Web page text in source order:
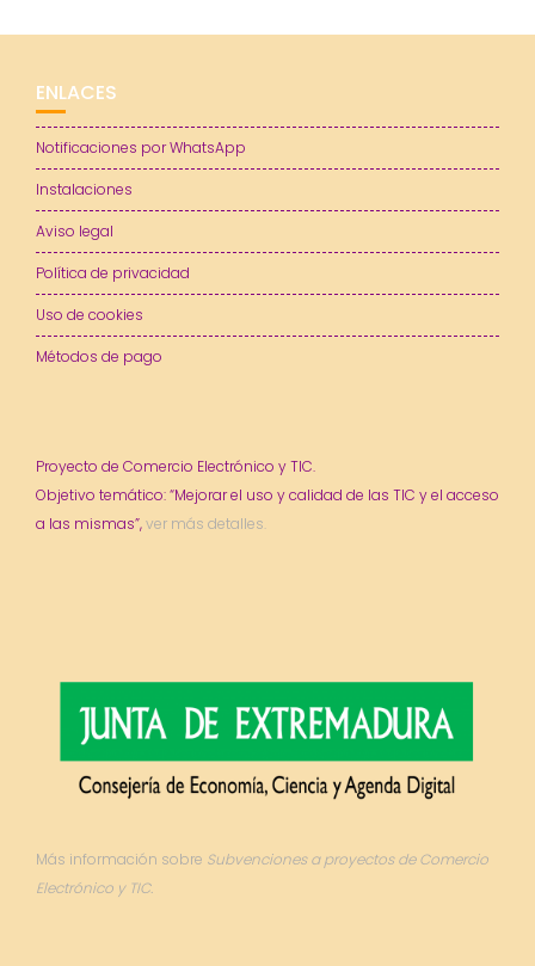
ENLACES
Notificaciones por WhatsApp
Instalaciones
Aviso legal
Política de privacidad
Uso de cookies
Métodos de pago
Proyecto de Comercio Electrónico y TIC.
Objetivo temático: “Mejorar el uso y calidad de las TIC y el acceso
a las mismas”,ver más detalles.
Más información sobre Subvenciones a proyectos de Comercio
Electrónico y TIC.